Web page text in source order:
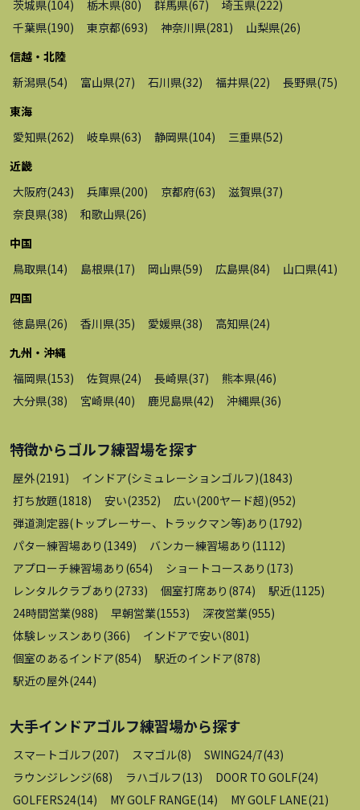
茨城県(104) 栃木県(80) 群馬県(67) 埼玉県(222)
千葉県(190) 東京都(693) 神奈川県(281 ) 山梨県(26)
信越・北陸
新潟県(54) 富山県(27) 石川県(32) 福井県(22) 長野県(75)
東海
愛知県(262) 岐阜県(63) 静岡県(104) 三重県(52)
近畿
大阪府(243) 兵庫県(200) 京都府(63) 滋賀県(37)
奈良県(38) 和歌山県(26)
中国
鳥取県(14) 島根県(17) 岡山県(59) 広島県(84) 山口県(41 )
四国
徳島県(26) 香川県(35) 愛媛県(38) 高知県(24)
九州・沖縄
福岡県(153) 佐賀県(24) 長崎県(37) 熊本県(46)
大分県(38) 宮崎県(40) 鹿児島県(42) 沖縄県(36)
特徴からゴルフ練習場を探す
屋外(2191 ) インドア(シミュレーションゴルフ)(1843)
打ち放題(1818) 安い(2352) 広い(200ヤード超)(952)
弾道測定器(トップレーサー、トラックマン等)あり (1792)
パター練習場あり (1349) バンカー練習場あり (1112)
アプローチ練習場あり (654) ショートコースあり (173)
レンタルクラブあり (2733) 個室打席あり (874) 駅近(1125)
24時間営業(988) 早朝営業(1553) 深夜営業(955)
体験レッスンあり (366) インドアで安い(801 )
個室のあるインドア(854) 駅近のインドア(878)
駅近の屋外(244)
大手インドアゴルフ練習場から探す
スマートゴルフ(207) スマゴル(8) SWING24/7(43)
ラウンジレンジ(68) ラハゴルフ(13) DOOR TO GOLF(24)
GOLFERS24(14) MY GOLF RANGE(14) MY GOLF LANE(21 )